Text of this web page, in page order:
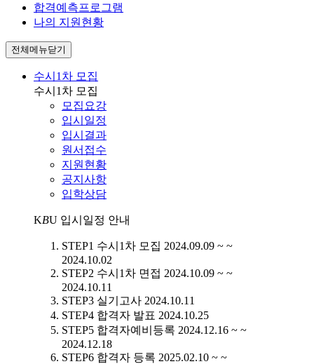
합격예측프로그램
나의 지원현황
전체메뉴닫기
수시1차 모집
수시1차 모집
모집요강
입시일정
입시결과
원서접수
지원현황
공지사항
입학상담
KBU 입시일정 안내
STEP1 수시1차 모집 2024.09.09 ~ ~
2024.10.02
STEP2 수시1차 면접 2024.10.09 ~ ~
2024.10.11
STEP3 실기고사 2024.10.11
STEP4 합격자 발표 2024.10.25
STEP5 합격자예비등록 2024.12.16 ~ ~
2024.12.18
STEP6 합격자 등록 2025.02.10 ~ ~